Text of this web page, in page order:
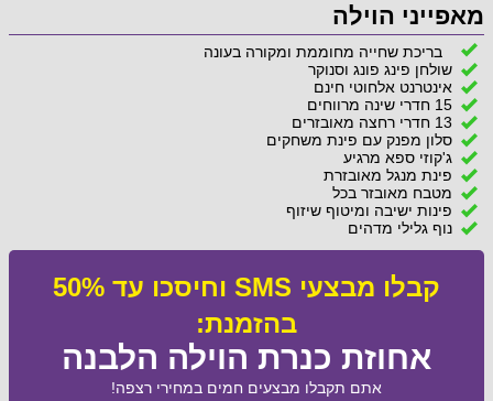
מאפייני הוילה
בריכת שחייה מחוממת ומקורה בעונה
שולחן פינג פונג וסנוקר
אינטרנט אלחוטי חינם
15 חדרי שינה מרווחים
13 חדרי רחצה מאובזרים
סלון מפנק עם פינת משחקים
ג'קוזי ספא מרגיע
פינת מנגל מאובזרת
מטבח מאובזר בכל
פינות ישיבה ומיטוף שיזוף
נוף גלילי מדהים
קבלו מבצעי SMS וחיסכו עד 50%
בהזמנת:
אחוזת כנרת הוילה הלבנה
אתם תקבלו מבצעים חמים במחירי רצפה!